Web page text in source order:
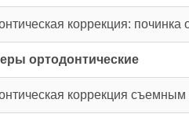
коррекция: починка
ортодонтические
коррекция